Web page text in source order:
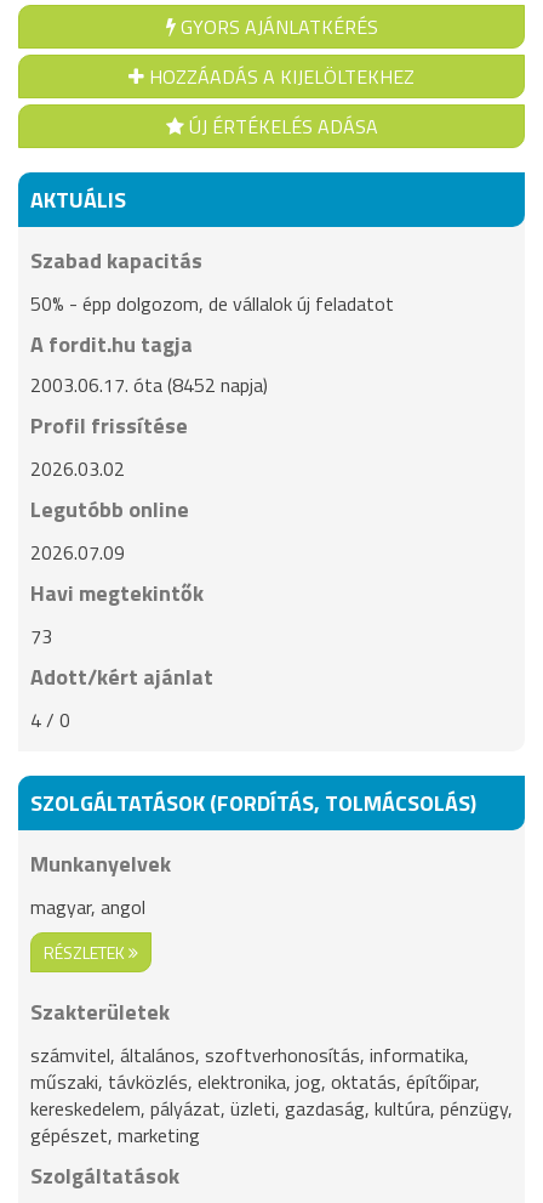
GYORS AJÁNLATKÉRÉS
HOZZÁADÁS A KIJELÖLTEKHEZ
ÚJ ÉRTÉKELÉS ADÁSA
AKTUÁLIS
Szabad kapacitás
50% - épp dolgozom, de vállalok új feladatot
A fordit.hu tagja
2003.06.17. óta (8452 napja)
Profil frissítése
2026.03.02
Legutóbb online
2026.07.09
Havi megtekintők
73
Adott/kért ajánlat
4 / 0
SZOLGÁLTATÁSOK (FORDÍTÁS, TOLMÁCSOLÁS)
Munkanyelvek
magyar, angol
RÉSZLETEK
Szakterületek
számvitel, általános, szoftverhonosítás, informatika,
műszaki, távközlés, elektronika, jog, oktatás, építőipar,
kereskedelem, pályázat, üzleti, gazdaság, kultúra, pénzügy,
gépészet, marketing
Szolgáltatások